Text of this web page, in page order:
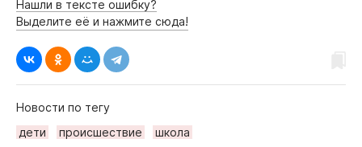
Нашли в тексте ошибку?
Выделите её и нажмите сюда!
Новости по тегу
дети
происшествие школа